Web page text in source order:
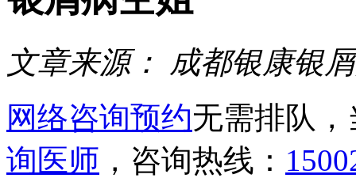
文章来源：
成都银康银
网络咨询预约无需排队
询医师 ，咨询热线：